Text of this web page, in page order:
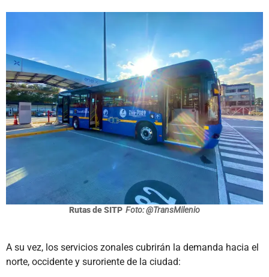
Rutas de SITP Foto: @TransMilenio
A su vez, los servicios zonales cubrirán la demanda hacia el
norte, occidente y suroriente de la ciudad: